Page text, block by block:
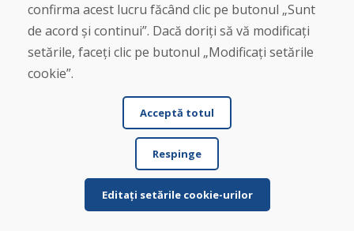
Scrie o recenzie
★★★ ★
Nume și prenume
confirma acest lucru făcând clic pe butonul „Sunt
de acord și continui”. Dacă doriți să vă modificați
setările, faceți clic pe butonul „Modificați setările
cookie”.
Acceptă totul
Respinge
Editați setările cookie-urilor